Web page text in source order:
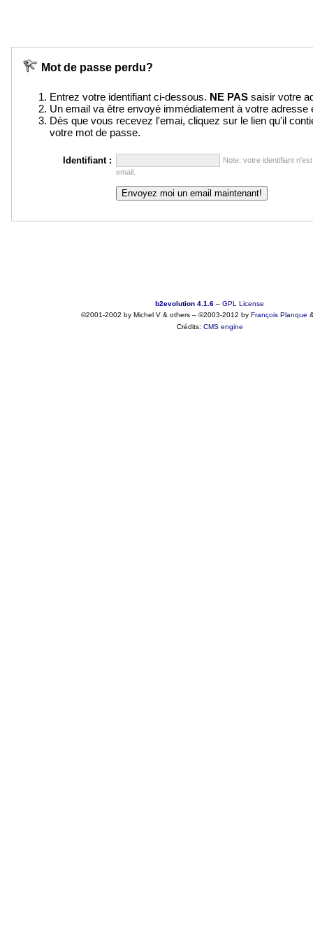
Mot de passe perdu?
Entrez votre identifiant ci-dessous. NE PAS saisir votre
Un email va être envoyé immédiatement à votre adresse
Dès que vous recevez l'emai, cliquez sur le lien qu'il
votre mot de passe.
Identifiant :
Note: votre identifiant
email.
b2evolution 4.1.6 – GPL License
©2001-2002 by Michel V & others– ©2003-2012 by François Planque
Crédits: CMS engine